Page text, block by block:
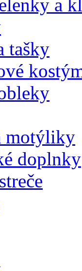
a
tašky
motýliky
doplnky